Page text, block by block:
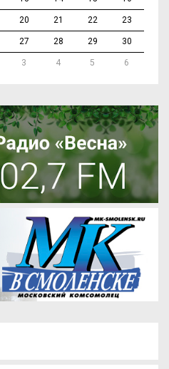
20 21 22 23
27 28 29 30
3 4 5 6